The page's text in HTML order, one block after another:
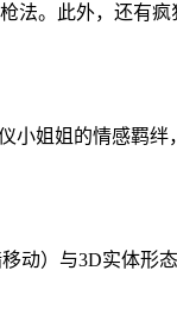
法。此外，还有疯
小姐姐的情感羁
动）与3D实体形